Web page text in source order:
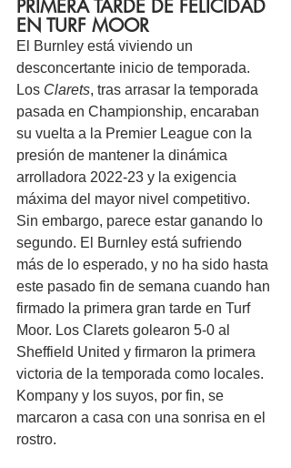
PRIMERA TARDE DE FELICIDAD
EN TURF MOOR
El Burnley está viviendo un
desconcertante inicio de temporada.
Los Clarets, tras arrasar la temporada
pasada en Championship, encaraban
su vuelta a la Premier League con la
presión de mantener la dinámica
arrolladora 2022-23 y la exigencia
máxima del mayor nivel competitivo.
Sin embargo, parece estar ganando lo
segundo. El Burnley está sufriendo
más de lo esperado, y no ha sido hasta
este pasado fin de semana cuando han
firmado la primera gran tarde en Turf
Moor. Los Clarets golearon 5-0 al
Sheffield United y firmaron la primera
victoria de la temporada como locales.
Kompany y los suyos, por fin, se
marcaron a casa con una sonrisa en el
rostro.